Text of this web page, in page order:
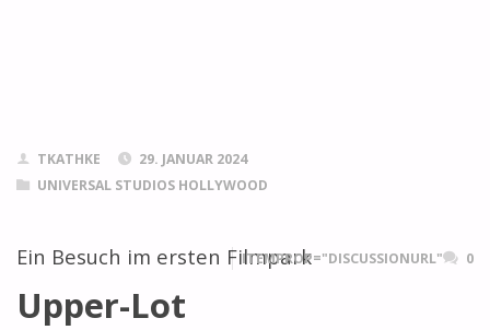
TKATHKE
29. JANUAR 2024
UNIVERSAL STUDIOS HOLLYWOOD
Ein Besuch im ersten FilmparkITEMPROP="DISCUSSIONURL" 0
Upper-Lot